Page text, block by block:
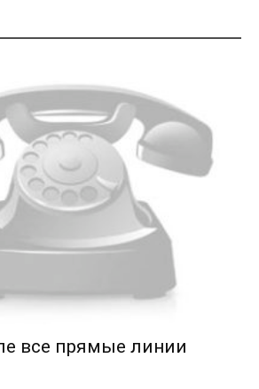
все прямые линии